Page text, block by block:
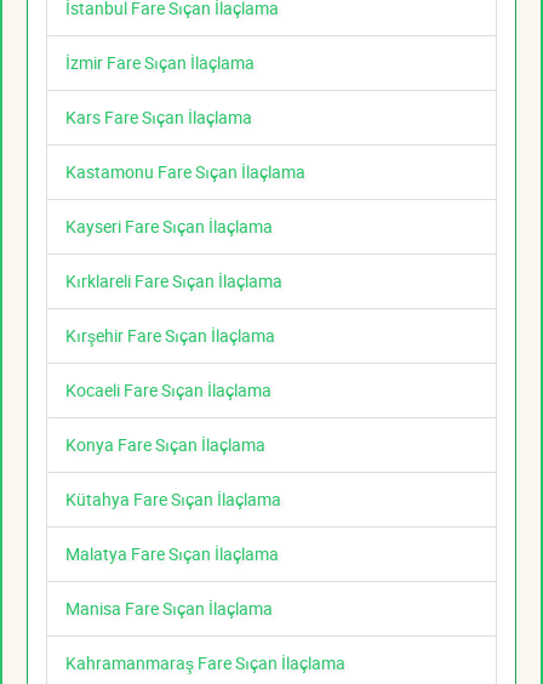
İstanbul Fare Sıçan İlaçlama
İzmir Fare Sıçan İlaçlama
Kars Fare Sıçan İlaçlama
Kastamonu Fare Sıçan İlaçlama
Kayseri Fare Sıçan İlaçlama
Kırklareli Fare Sıçan İlaçlama
Kırşehir Fare Sıçan İlaçlama
Kocaeli Fare Sıçan İlaçlama
Konya Fare Sıçan İlaçlama
Kütahya Fare Sıçan İlaçlama
Malatya Fare Sıçan İlaçlama
Manisa Fare Sıçan İlaçlama
Kahramanmaraş Fare Sıçan İlaçlama